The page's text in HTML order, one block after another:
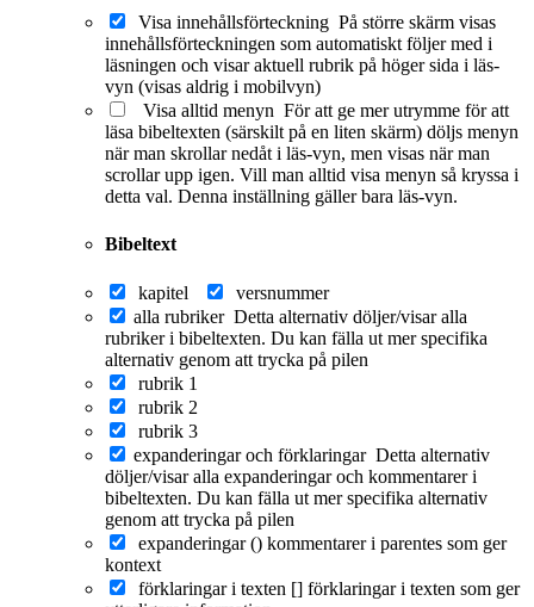
Visa innehållsförteckning På större skärm visas
innehållsförteckningen som automatiskt följer med i
läsningen och visar aktuell rubrik på höger sida i läs-
vyn (visas aldrig i mobilvyn)
Visa alltid menyn För att ge mer utrymme för att
läsa bibeltexten (särskilt på en liten skärm) döljs menyn
när man skrollar nedåt i läs-vyn, men visas när man
scrollar upp igen. Vill man alltid visa menyn så kryssa i
detta val. Denna inställning gäller bara läs-vyn.
Bibeltext
kapitel
versnummer
alla rubriker Detta alternativ döljer/visar alla
rubriker i bibeltexten. Du kan fälla ut mer specifika
alternativ genom att trycka på pilen
rubrik 1
rubrik 2
rubrik 3
expanderingar och förklaringar Detta alternativ
döljer/visar alla expanderingar och kommentarer i
bibeltexten. Du kan fälla ut mer specifika alternativ
genom att trycka på pilen
expanderingar () kommentarer i parentes som ger
kontext
förklaringar i texten [] förklaringar i texten som ger